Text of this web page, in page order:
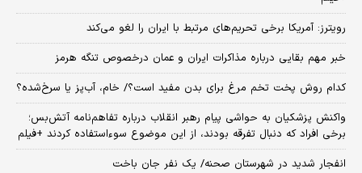
رویترز: آمریکا برخی تحریم‌های مرتبط با ایران را لغو می‌کند
خبر مهم بقایی درباره مذاکرات ایران و عمان درخصوص تنگه هرمز
کدام روش پخت تخم مرغ برای بدن مفید است؟/ خام، آب‌پز یا سرخ‌شده؟
واکنش پزشکیان به حواشی پیام رهبر انقلاب درباره تفاهم‌نامه آتش‌بس؛
برخی افراد که دنبال تفرقه بودند، از این موضوع سوءاستفاده کردند +فیلم
انفجار شدید در شهرستان صحنه/ یک نفر جان باخت